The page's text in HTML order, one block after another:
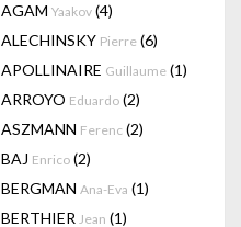
AGAM Yaakov (4)
ALECHINSKY Pierre (6)
APOLLINAIRE Guillaume (1)
ARROYO Eduardo (2)
ASZMANN Ferenc (2)
BAJ Enrico (2)
BERGMAN Ana-Eva (1)
BERTHIER Jean (1)